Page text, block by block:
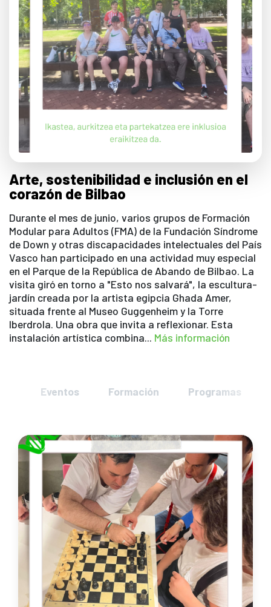
Arte, sostenibilidad e inclusión en el
corazón de Bilbao
Durante el mes de junio, varios grupos de Formación
Modular para Adultos (FMA) de la Fundación Síndrome
de Down y otras discapacidades intelectuales del País
Vasco han participado en una actividad muy especial
en el Parque de la República de Abando de Bilbao. La
visita giró en torno a "Esto nos salvará", la escultura-
jardín creada por la artista egipcia Ghada Amer,
situada frente al Museo Guggenheim y la Torre
Iberdrola. Una obra que invita a reflexionar. Esta
instalación artística combina... Más información
Eventos Formación Programas